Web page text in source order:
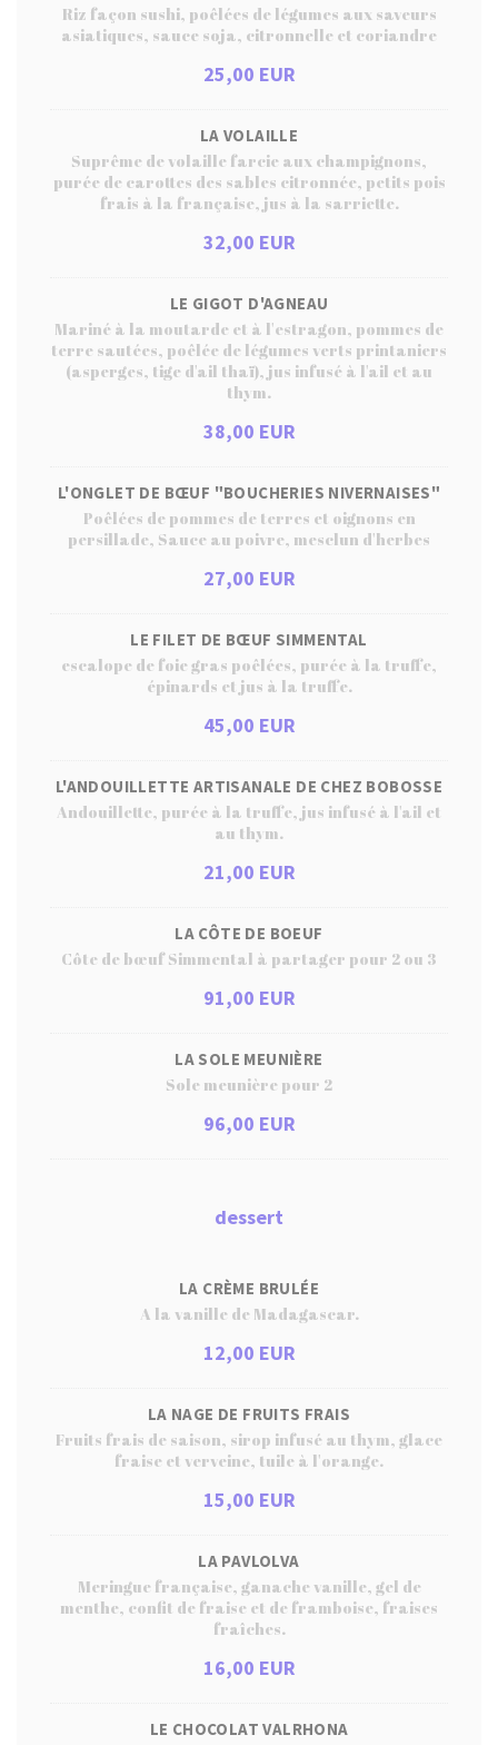
Riz façon sushi, poêlées de légumes aux saveurs
asiatiques, sauce soja, citronnelle et coriandre
25,00 EUR
LA VOLAILLE
Suprême de volaille farcie aux champignons,
purée de carottes des sables citronnée, petits pois
frais à la française, jus à la sarriette.
32,00 EUR
LE GIGOT D'AGNEAU
Mariné à la moutarde et à l'estragon, pommes de
terre sautées, poêlée de légumes verts printaniers
(asperges, tige d'ail thaï), jus infusé à l'ail et au
thym.
38,00 EUR
L'ONGLET DE BŒUF "BOUCHERIES NIVERNAISES"
Poêlées de pommes de terres et oignons en
persillade, Sauce au poivre, mesclun d'herbes
27,00 EUR
LE FILET DE BŒUF SIMMENTAL
escalope de foie gras poêlées, purée à la truffe,
épinards et jus à la truffe.
45,00 EUR
L'ANDOUILLETTE ARTISANALE DE CHEZ BOBOSSE
Andouillette, purée à la truffe, jus infusé à l'ail et
au thym.
21,00 EUR
LA CÔTE DE BOEUF
Côte de bœuf Simmental à partager pour 2 ou 3
91,00 EUR
LA SOLE MEUNIÈRE
Sole meunière pour 2
96,00 EUR
dessert
LA CRÈME BRULÉE
A la vanille de Madagascar.
12,00 EUR
LA NAGE DE FRUITS FRAIS
Fruits frais de saison, sirop infusé au thym, glace
fraise et verveine, tuile à l'orange.
15,00 EUR
LA PAVLOLVA
Meringue française, ganache vanille, gel de
menthe, confit de fraise et de framboise, fraises
fraîches.
16,00 EUR
LE CHOCOLAT VALRHONA